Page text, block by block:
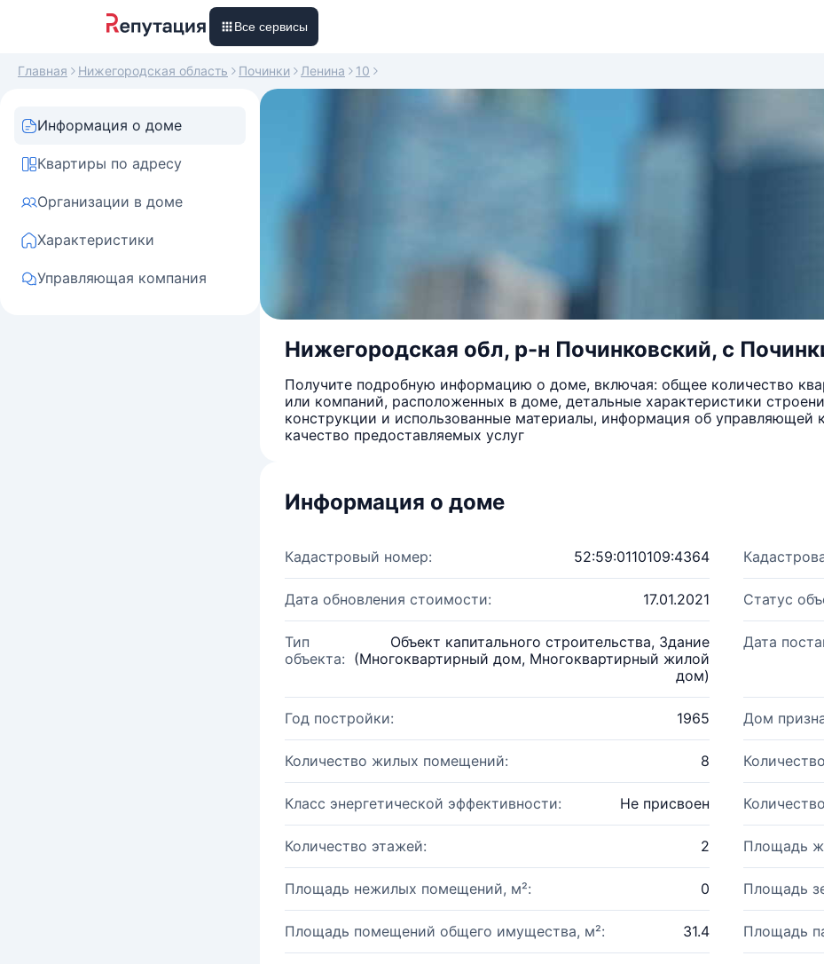
Все сервисы
Главная Нижегородская область Починки Ленина 10
Информация о доме
Квартиры по адресу
Организации в доме
Характеристики
Управляющая компания
Нижегородская обл, р-н Починковский, с
Получите подробную информацию о доме, включая: общее количество
или компаний, расположенных в доме, детальные характеристики
конструкции и использованные материалы, информация об управляющей
качество предоставляемых услуг
Информация о доме
Кадастровый номер: 52:59:0110109:4364
Дата обновления стоимости: 17.01.2021 Статус
Тип
объекта:
Объект капитального строительства, Здание
(Многоквартирный дом, Многоквартирный жилой
дом)
Дата
Год постройки: 1965 Дом
Количество жилых помещений: 8
Класс энергетической эффективности: Не присвоен
Количество этажей: 2 Площадь
Площадь нежилых помещений, м²: 0 Площадь
Площадь помещений общего имущества, м²: 31.4 Площадь